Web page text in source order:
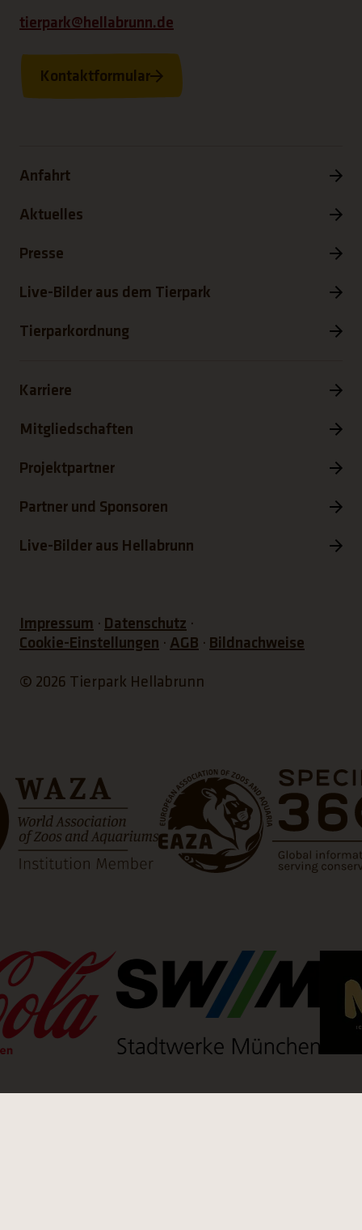
tierpark@hellabrunn.de
Kontaktformular
Anfahrt
Aktuelles
Presse
Live-Bilder aus dem Tierpark
Tierparkordnung
Karriere
Mitgliedschaften
Projektpartner
Partner und Sponsoren
Live-Bilder aus Hellabrunn
Impressum
Datenschutz
Cookie-Einstellungen
AGB Bildnachweise
© 2026 Tierpark Hellabrunn